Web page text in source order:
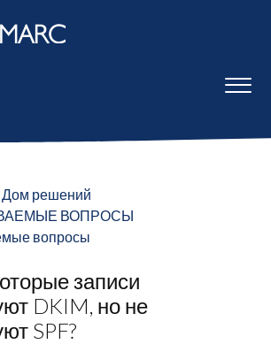
Дом решений
ВОПРОСЫ
вопросы
записи
DKIM, но не
SPF?